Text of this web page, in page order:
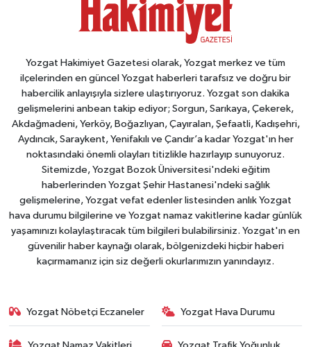
Yozgat Hakimiyet Gazetesi olarak, Yozgat merkez ve tüm
ilçelerinden en güncel Yozgat haberleri tarafsız ve doğru bir
habercilik anlayışıyla sizlere ulaştırıyoruz. Yozgat son dakika
gelişmelerini anbean takip ediyor; Sorgun, Sarıkaya, Çekerek,
Akdağmadeni, Yerköy, Boğazlıyan, Çayıralan, Şefaatli, Kadışehri,
Aydıncık, Saraykent, Yenifakılı ve Çandır’a kadar Yozgat'ın her
noktasındaki önemli olayları titizlikle hazırlayıp sunuyoruz.
Sitemizde, Yozgat Bozok Üniversitesi'ndeki eğitim
haberlerinden Yozgat Şehir Hastanesi'ndeki sağlık
gelişmelerine, Yozgat vefat edenler listesinden anlık Yozgat
hava durumu bilgilerine ve Yozgat namaz vakitlerine kadar günlük
yaşamınızı kolaylaştıracak tüm bilgileri bulabilirsiniz. Yozgat'ın en
güvenilir haber kaynağı olarak, bölgenizdeki hiçbir haberi
kaçırmamanız için siz değerli okurlarımızın yanındayız.
Yozgat Nöbetçi Eczaneler Yozgat Hava Durumu